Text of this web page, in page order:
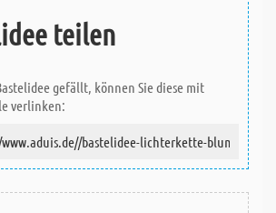
teilen
gefällt, können Sie diese mit
verlinken: